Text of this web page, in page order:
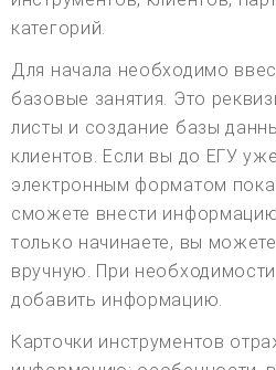
категорий.
Для начала необходимо
базовые занятия. Это
листы и создание базы
клиентов. Если вы до ЕГУ
электронным форматом
сможете внести
только начинаете, вы
вручную. При
добавить информацию.
Карточки инструментов